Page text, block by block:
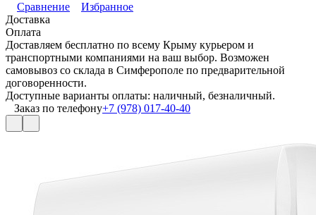
Сравнение
Избранное
Доставка
Оплата
Доставляем бесплатно по всему Крыму курьером и
транспортными компаниями на ваш выбор. Возможен
самовывоз со склада в Симферополе по предварительной
договоренности.
Доступные варианты оплаты: наличный, безналичный.
Заказ по телефону+7 (978) 017-40-40